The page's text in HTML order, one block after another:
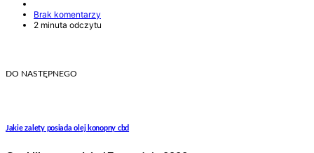
Brak komentarzy
2 minuta odczytu
DO NASTĘPNEGO
Jakie zalety posiada olej konopny cbd